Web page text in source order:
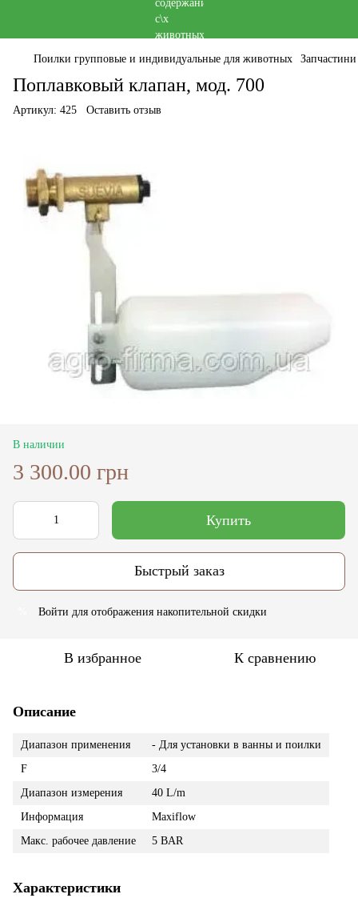
Поилки групповые и индивидуальные для животных
Поплавковый клапан, мод. 700
Артикул: 425 Оставить отзыв
В наличии
3 300.00 грн
Купить
Быстрый заказ
Войти для отображения накопительной скидки
В избранное К сравнению
Описание
Диапазон применения
- Для установки в ванны и поилки
F
3/4
Диапазон измерения
40 L/m
Информация
Maxiflow
Макс. рабочее давление
5 BAR
Характеристики